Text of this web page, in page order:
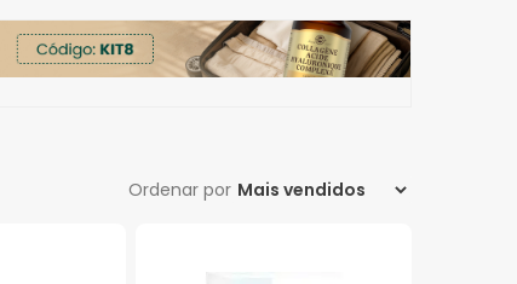
Ordenar por